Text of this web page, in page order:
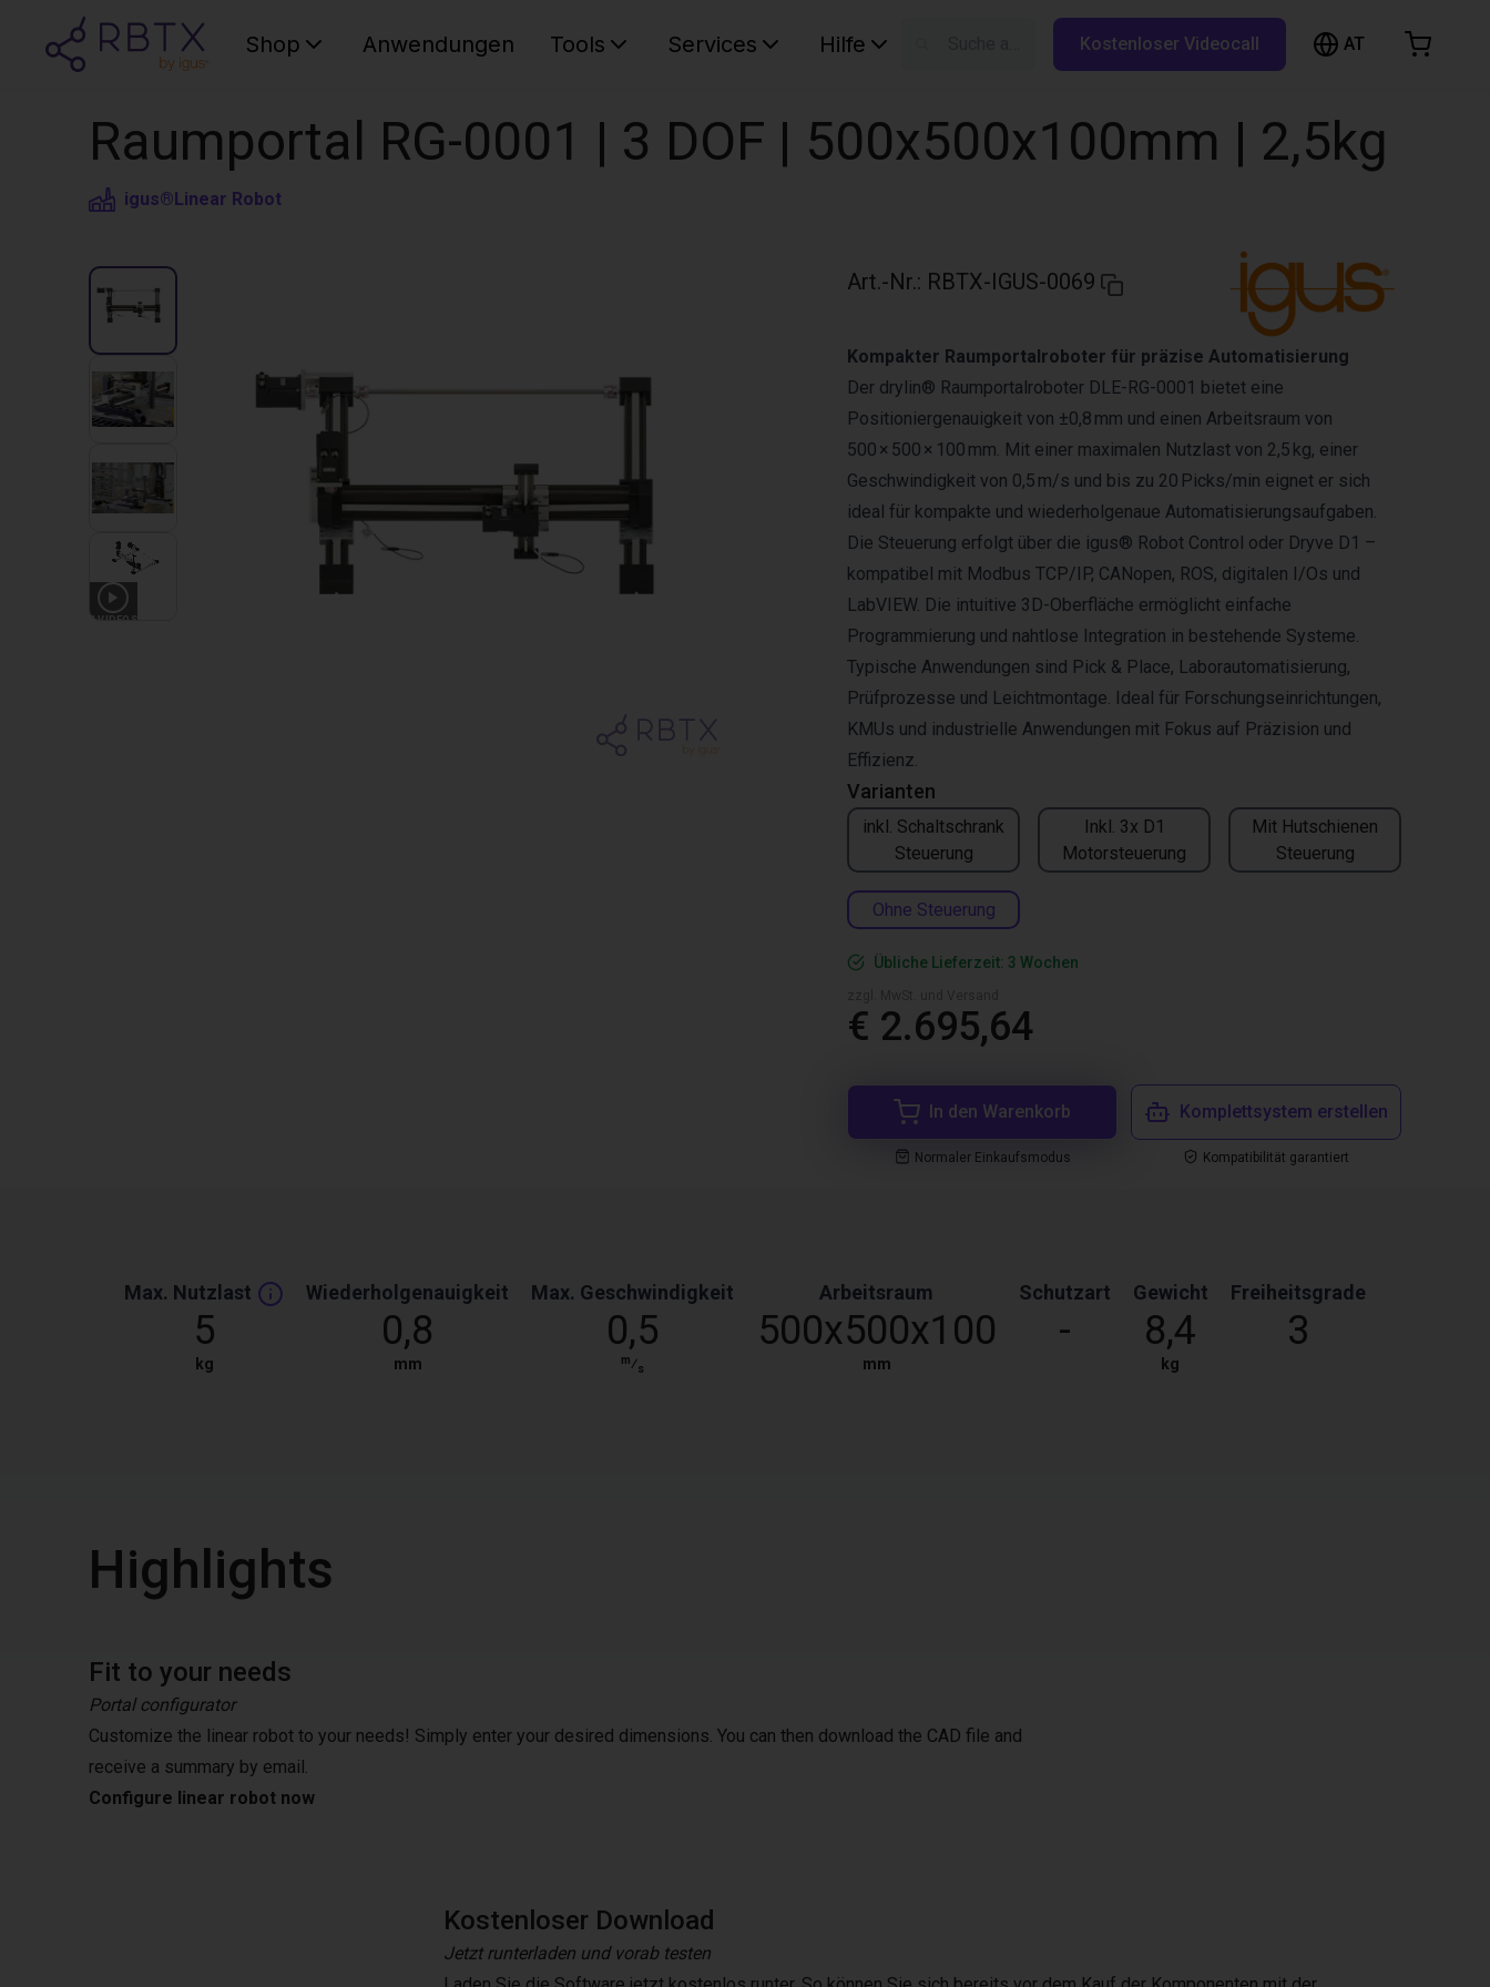
Shop Anwendungen Tools Services Hilfe Kostenloser Videocall AT
Raumportal RG-0001 | 3 DOF | 500x500x100mm | 2,5kg
igus®Linear Robot
4 VIDEOS
Art.-Nr.: RBTX-IGUS-0069
Varianten
inkl. Schaltschrank
Steuerung
Inkl. 3x D1
Motorsteuerung
Mit Hutschienen
Steuerung
Ohne Steuerung
Kompakter Raumportalroboter für präzise Automatisierung
Der drylin® Raumportalroboter DLE-RG-0001 bietet eine
Positioniergenauigkeit von ±0,8 mm und einen Arbeitsraum von
500 × 500 × 100 mm. Mit einer maximalen Nutzlast von 2,5 kg, einer
Geschwindigkeit von 0,5 m/s und bis zu 20 Picks/min eignet er sich
ideal für kompakte und wiederholgenaue Automatisierungsaufgaben.
Die Steuerung erfolgt über die igus® Robot Control oder Dryve D1 –
kompatibel mit Modbus TCP/IP, CANopen, ROS, digitalen I/Os und
LabVIEW. Die intuitive 3D-Oberfläche ermöglicht einfache
Programmierung und nahtlose Integration in bestehende Systeme.
Typische Anwendungen sind Pick & Place, Laborautomatisierung,
Prüfprozesse und Leichtmontage. Ideal für Forschungseinrichtungen,
KMUs und industrielle Anwendungen mit Fokus auf Präzision und
Effizienz.
Übliche Lieferzeit: 3 Wochen
€ 2.695,64
In den Warenkorb
Normaler Einkaufsmodus
Komplettsystem erstellen
Kompatibilität garantiert
Max. Nutzlast
5
kg
Wiederholgenauigkeit
0,8
mm
Max. Geschwindigkeit
0,5
m⁄s
Arbeitsraum
500x500x100
mm
Schutzart
-
Gewicht
8,4
kg
Freiheitsgrade
3
Highlights
Fit to your needs
Portal configurator
Customize the linear robot to your needs! Simply enter your desired dimensions. You can then download the CAD file and
receive a summary by email.
Configure linear robot now
Kostenloser Download
Jetzt runterladen und vorab testen
Im Shop stöbern